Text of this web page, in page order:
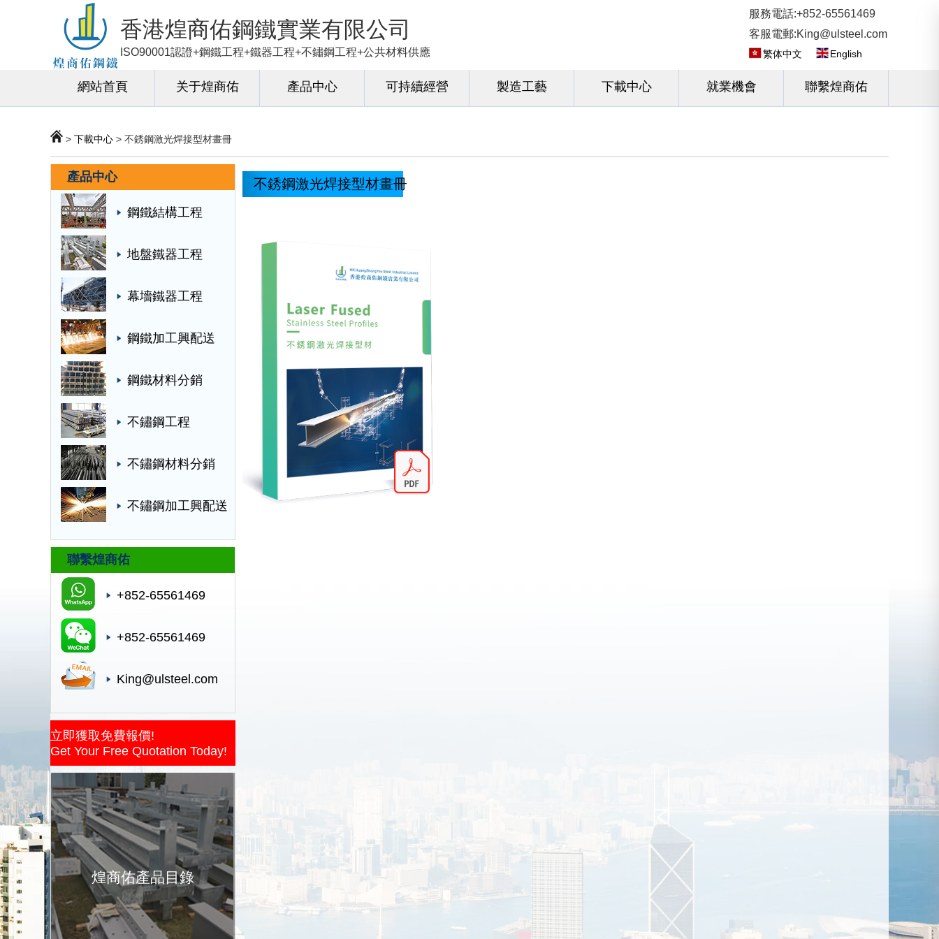
香港煌商佑鋼鐵實業有限公司
ISO90001認證+鋼鐵工程+鐵器工程+不鏽鋼工程+公共材料供應
服務電話:+852-65561469
客服電郵:King@ulsteel.com
繁体中文 English
網站首頁 关于煌商佑 產品中心 可持續經營 製造工藝 下載中心 就業機會 聯繫煌商佑
> 下載中心 > 不銹鋼激光焊接型材畫冊
產品中心
鋼鐵結構工程
地盤鐵器工程
幕墻鐵器工程
鋼鐵加工興配送
鋼鐵材料分銷
不鏽鋼工程
不鏽鋼材料分銷
不鏽鋼加工興配送
聯繫煌商佑
+852-65561469
+852-65561469
King@ulsteel.com
立即獲取免費報價!
Get Your Free Quotation Today!
煌商佑產品目錄
不銹鋼激光焊接型材畫冊